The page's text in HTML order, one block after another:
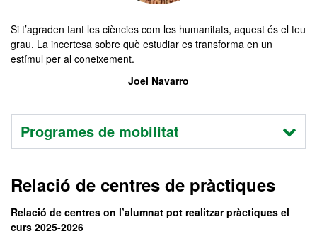
Si t’agraden tant les ciències com les humanitats, aquest és el teu
grau. La incertesa sobre què estudiar es transforma en un
estímul per al coneixement.
Joel Navarro
Programes de mobilitat
Relació de centres de pràctiques
Relació de centres on l’alumnat pot realitzar pràctiques el
curs 2025-2026